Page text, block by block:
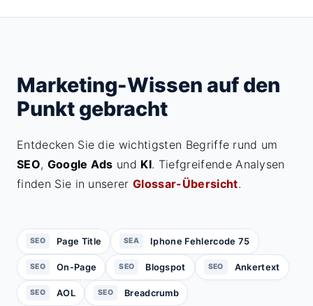
Marketing-Wissen auf den
Punkt gebracht
Entdecken Sie die wichtigsten Begriffe rund um
SEO, Google Ads und KI. Tiefgreifende Analysen
finden Sie in unsererGlossar-Übersicht.
SEO Page Title SEA Iphone Fehlercode 75
SEO On-Page SEO Blogspot SEO Ankertext
SEO AOL SEO Breadcrumb